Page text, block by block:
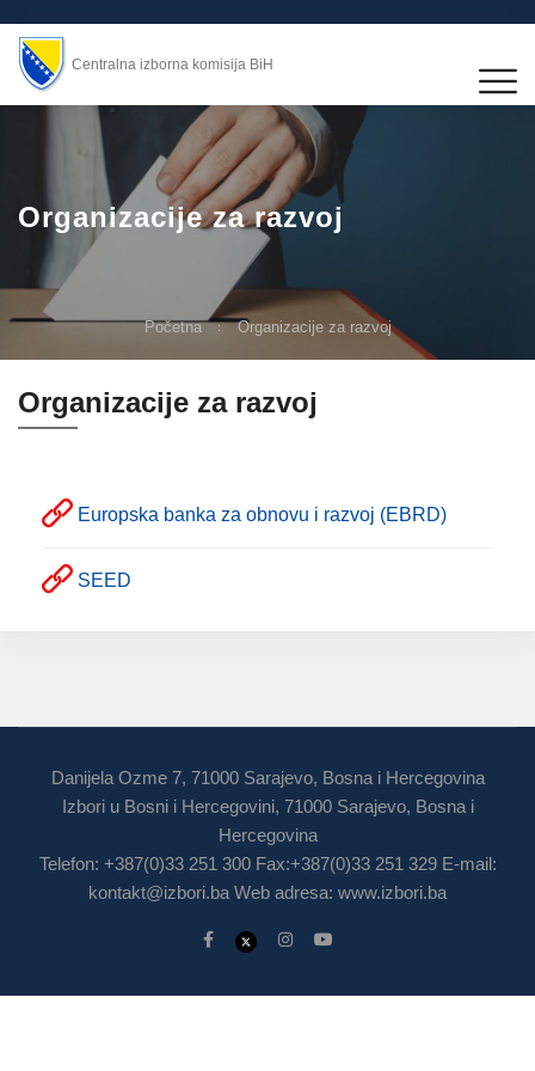
Centralna izborna komisija BiH
Organizacije za razvoj
Početna Organizacije za razvoj
Organizacije za razvoj
Europska banka za obnovu i razvoj (EBRD)
SEED
Danijela Ozme 7, 71000 Sarajevo, Bosna i Hercegovina
Izbori u Bosni i Hercegovini, 71000 Sarajevo, Bosna i
Hercegovina
Telefon: +387(0)33 251 300 Fax:+387(0)33 251 329 E-mail:
kontakt@izbori.ba Web adresa: www.izbori.ba